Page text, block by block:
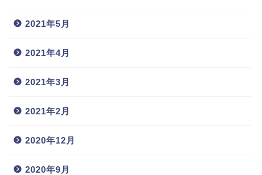
2021年5月
2021年4月
2021年3月
2021年2月
2020年12月
2020年9月